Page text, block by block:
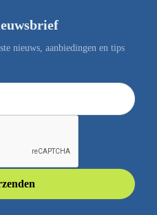
nieuws, aanbiedingen en tips